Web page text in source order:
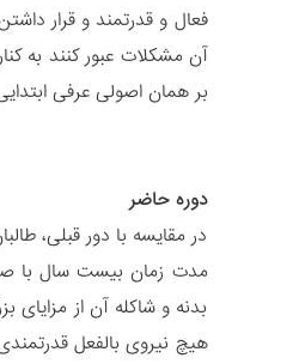
فعال و قدرتمند و قرار
آن مشکلات عبور ‌کنند به
بر همان اصولی عرفی
دوره حاضر
در مقایسه با دور قبلی،
مدت زمان بیست سال با
بدنه و شاکله آن از
هیچ نیروی بالفعل